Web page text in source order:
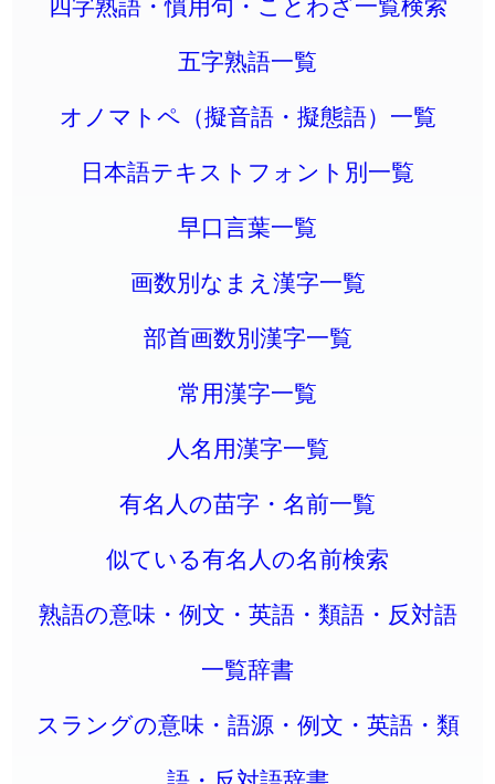
五字熟語一覧
オノマトペ（擬音語・擬態語）一覧
日本語テキストフォント別一覧
早口言葉一覧
画数別なまえ漢字一覧
部首画数別漢字一覧
常用漢字一覧
人名用漢字一覧
有名人の苗字・名前一覧
似ている有名人の名前検索
熟語の意味・例文・英語・類語・反対語
一覧辞書
スラングの意味・語源・例文・英語・類